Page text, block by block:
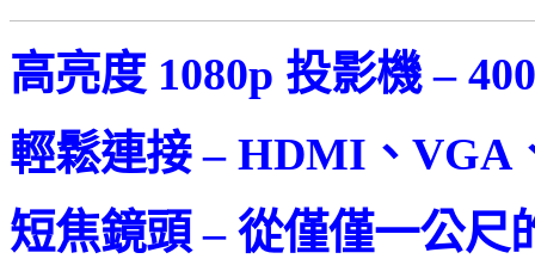
高亮度 1080p 投影機 –
輕鬆連接 – HDMI、VGA
短焦鏡頭 – 從僅僅一公尺